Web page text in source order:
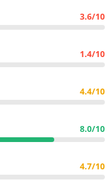
3.6/10
1.4/10
4.4/10
8.0/10
4.7/10